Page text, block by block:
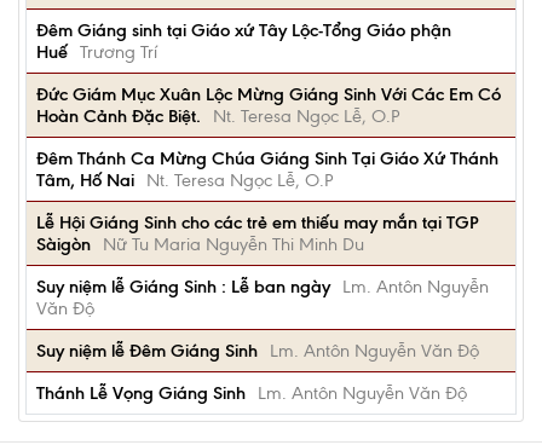
Đêm Giáng sinh tại Giáo xứ Tây Lộc-Tổng Giáo phận
Huế Trương Trí
Đức Giám Mục Xuân Lộc Mừng Giáng Sinh Với Các Em Có
Hoàn Cảnh Đặc Biệt.
Nt. Teresa Ngọc Lễ, O.P
Đêm Thánh Ca Mừng Chúa Giáng Sinh Tại Giáo Xứ Thánh
Tâm, Hố Nai
Nt. Teresa Ngọc Lễ, O.P
Lễ Hội Giáng Sinh cho các trẻ em thiếu may mắn tại TGP
Sàigòn
Nữ Tu Maria Nguyễn Thi Minh Du
Suy niệm lễ Giáng Sinh : Lễ ban ngày
Lm. Antôn Nguyễn
Văn Độ
Suy niệm lễ Đêm Giáng Sinh
Lm. Antôn Nguyễn Văn Độ
Thánh Lễ Vọng Giáng Sinh
Lm. Antôn Nguyễn Văn Độ